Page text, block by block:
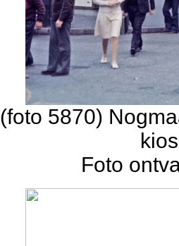
(foto 5870)
Foto